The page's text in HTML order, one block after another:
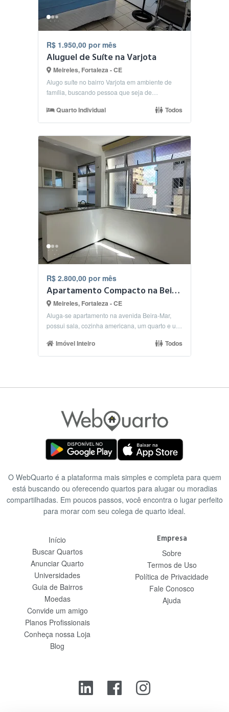
R$ 1.950,00 por mês
Aluguel de Suíte na Varjota
Meireles, Fortaleza - CE
Alugo suíte no bairro Varjota em ambiente de
família, buscando pessoa que seja de
Quarto Individual Todos
R$ 2.800,00 por mês
Apartamento Compacto na Beira-Mar
Meireles, Fortaleza - CE
Aluga-se apartamento na avenida Beira-Mar,
possui sala, cozinha americana, um quarto e um
Imóvel Inteiro Todos
O WebQuarto é a plataforma mais simples e completa para quem
está buscando ou oferecendo quartos para alugar ou moradias
compartilhadas. Em poucos passos, você encontra o lugar perfeito
para morar com seu colega de quarto ideal.
Início
Buscar Quartos
Anunciar Quarto
Universidades
Guia de Bairros
Moedas
Convide um amigo
Planos Profissionais
Conheça nossa Loja
Blog
Empresa
Sobre
Termos de Uso
Política de Privacidade
Fale Conosco
Ajuda